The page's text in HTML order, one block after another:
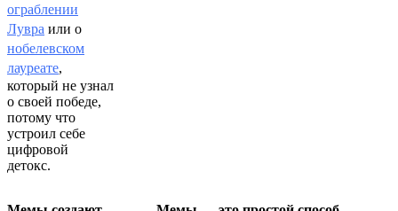
ограблении
Лувра или о
нобелевском
лауреате,
который не узнал
о своей победе,
потому что
устроил себе
цифровой
детокс.